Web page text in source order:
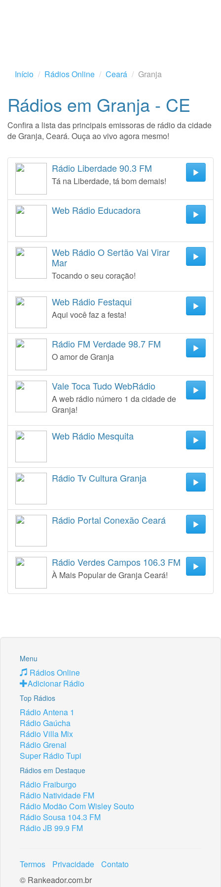
Início Rádios Online Ceará Granja
Rádios em Granja - CE
Confira a lista das principais emissoras de rádio da cidade
de Granja, Ceará. Ouça ao vivo agora mesmo!
Rádio Liberdade 90.3 FM
Tá na Liberdade, tá bom demais!
Web Rádio Educadora
Web Rádio O Sertão Vai Virar
Mar
Tocando o seu coração!
Web Rádio Festaqui
Aqui você faz a festa!
Rádio FM Verdade 98.7 FM
O amor de Granja
Vale Toca Tudo WebRádio
A web rádio número 1 da cidade de
Granja!
Web Rádio Mesquita
Rádio Tv Cultura Granja
Rádio Portal Conexão Ceará
Rádio Verdes Campos 106.3 FM
À Mais Popular de Granja Ceará!
Menu
Rádios Online
Adicionar Rádio
Top Rádios
Rádio Antena 1
Rádio Gaúcha
Rádio Villa Mix
Rádio Grenal
Super Rádio Tupi
Rádios em Destaque
Rádio Fraiburgo
Rádio Natividade FM
Rádio Modão Com Wisley Souto
Rádio Sousa 104.3 FM
Rádio JB 99.9 FM
Termos Privacidade
Contato
© Rankeador.com.br